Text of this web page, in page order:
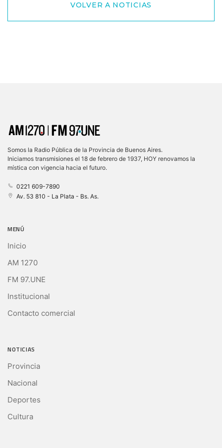
VOLVER A NOTICIAS
Somos la Radio Pública de la Provincia de Buenos Aires.
Iniciamos transmisiones el 18 de febrero de 1937, HOY renovamos la
mística con vigencia hacia el futuro.
0221 609-7890
Av. 53 810 - La Plata - Bs. As.
MENÚ
Inicio
AM 1270
FM 97.UNE
Institucional
Contacto comercial
NOTICIAS
Provincia
Nacional
Deportes
Cultura